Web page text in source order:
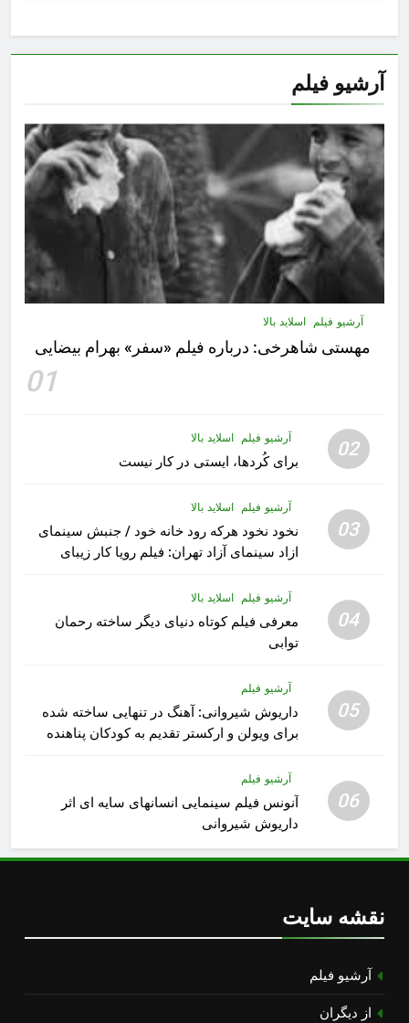
آرشیو فیلم
آرشیو فیلم اسلاید بالا
مهستى شاهرخى:‌ درباره فيلم «سفر» بهرام بیضایی
01
02 آرشیو فیلم اسلاید بالا
برای کُردها، ایستی در کار نیست
03
آرشیو فیلم اسلاید بالا
نخود نخود هرکه رود خانه خود / جنبش سینمای
ازاد سینمای آزاد تهران: فیلم رویا کار زیبای
04
آرشیو فیلم اسلاید بالا
معرفی فیلم کوتاه دنیای دیگر ساخته رحمان
توابی
05
آرشیو فیلم
داریوش شیروانی: آهنگ در تنهایی ساخته شده
برای ویولن و ارکستر تقدیم به کودکان پناهنده
06
آرشیو فیلم
آنونس فیلم سینمایی انسانهای سایه ای اثر
داریوش شیروانی
نقشه سایت
آرشیو فیلم
از دیگران